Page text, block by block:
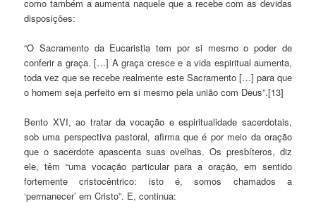
como também a aumenta naquele que a recebe com as devidas
disposições:
“O Sacramento da Eucaristia tem por si mesmo o poder de
conferir a graça. […] A graça cresce e a vida espiritual aumenta,
toda vez que se recebe realmente este Sacramento […] para que
o homem seja perfeito em si mesmo pela união com Deus”.[13]
Bento XVI, ao tratar da vocação e espiritualidade sacerdotais,
sob uma perspectiva pastoral, afirma que é por meio da oração
que o sacerdote apascenta suas ovelhas. Os presbíteros, diz
ele, têm “uma vocação particular para a oração, em sentido
fortemente cristocêntrico: isto é, somos chamados a
‘permanecer’ em Cristo”. E, continua: